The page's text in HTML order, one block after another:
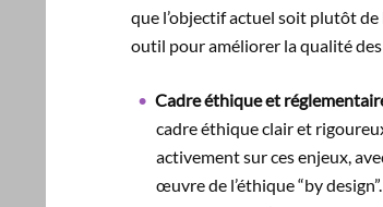
que l’objectif actuel soit plutôt de
outil pour améliorer la qualité
Cadre éthique et
cadre éthique clair et
activement sur ces enjeux,
œuvre de l’éthique “by